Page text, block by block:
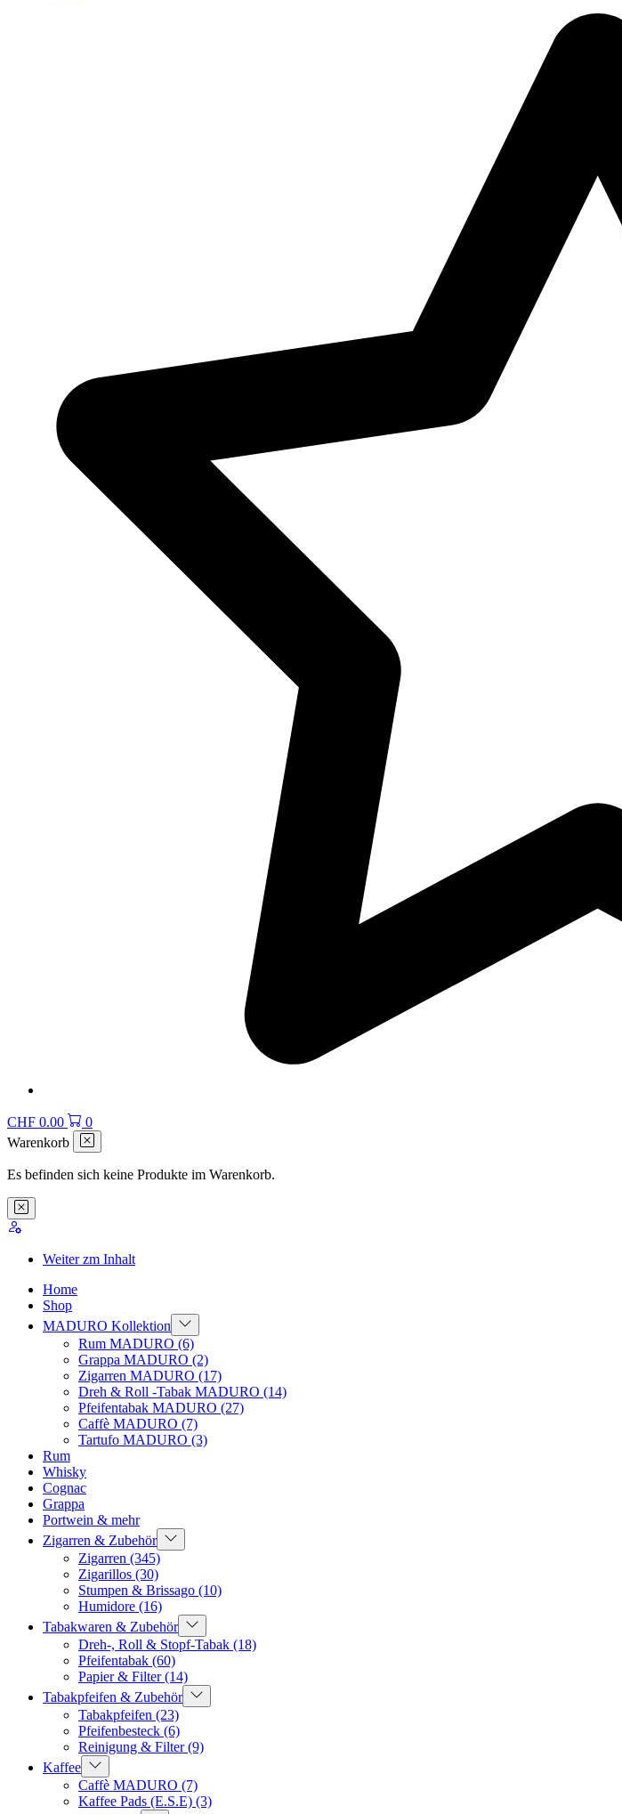
CHF 0.00
0
Warenkorb
Es befinden sich keine Produkte im Warenkorb.
Weiter zm Inhalt
Home
Shop
MADURO Kollektion
Rum MADURO (6)
Grappa MADURO (2)
Zigarren MADURO (17)
Dreh & Roll -Tabak MADURO (14)
Pfeifentabak MADURO (27)
Caffè MADURO (7)
Tartufo MADURO (3)
Rum
Whisky
Cognac
Grappa
Portwein & mehr
Zigarren & Zubehör
Zigarren (345)
Zigarillos (30)
Stumpen & Brissago (10)
Humidore (16)
Tabakwaren & Zubehör
Dreh-, Roll & Stopf-Tabak (18)
Pfeifentabak (60)
Papier & Filter(14)
Tabakpfeifen & Zubehör
Tabakpfeifen (23)
Pfeifenbesteck (6)
Reinigung & Filter(9)
Kaffee
Caffè MADURO (7)
Kaffee Pads (E.S.E) (3)